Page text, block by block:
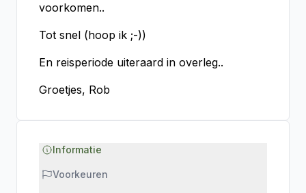
voorkomen..
Tot snel (hoop ik ;-))
En reisperiode uiteraard in overleg..
Groetjes, Rob
Informatie
Voorkeuren